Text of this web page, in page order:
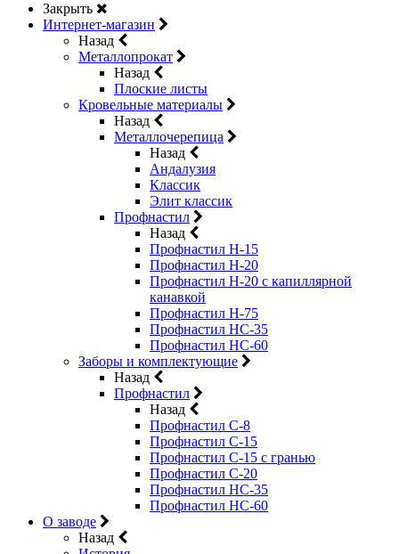
Закрыть
Интернет-магазин
Назад
Металлопрокат
Назад
Плоские листы
Кровельные материалы
Назад
Металлочерепица
Назад
Андалузия
Классик
Элит классик
Профнастил
Назад
Профнастил Н-15
Профнастил Н-20
Профнастил Н-20 с капиллярной
канавкой
Профнастил Н-75
Профнастил НС-35
Профнастил НС-60
Заборы и комплектующие
Назад
Профнастил
Назад
Профнастил С-8
Профнастил С-15
Профнастил C-15 с гранью
Профнастил C-20
Профнастил НС-35
Профнастил НС-60
О заводе
Назад